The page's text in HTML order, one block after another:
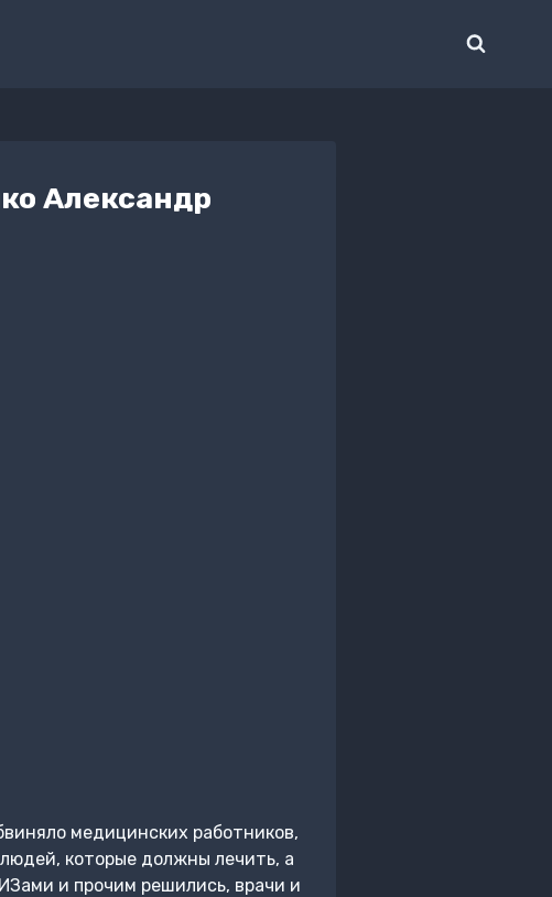
Александр
медицинских работников,
которые должны лечить, а
и прочим решились, врачи и